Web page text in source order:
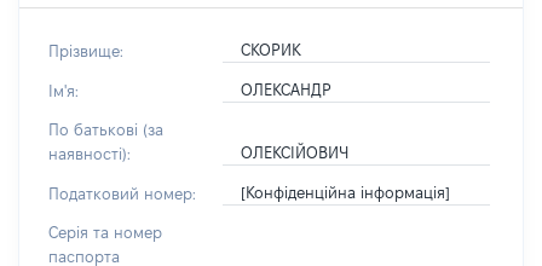
Прізвище: СКОРИК
Ім'я: ОЛЕКСАНДР
По батькові (за
наявності):
ОЛЕКСІЙОВИЧ
Податковий номер: [Конфіденційна інформація]
Серія та номер
паспорта